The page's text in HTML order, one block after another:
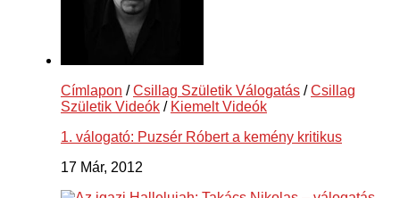
Címlapon /Csillag Születik Válogatás /Csillag
Születik Videók / Kiemelt Videók
1. válogató: Puzsér Róbert a kemény kritikus
17 Már, 2012